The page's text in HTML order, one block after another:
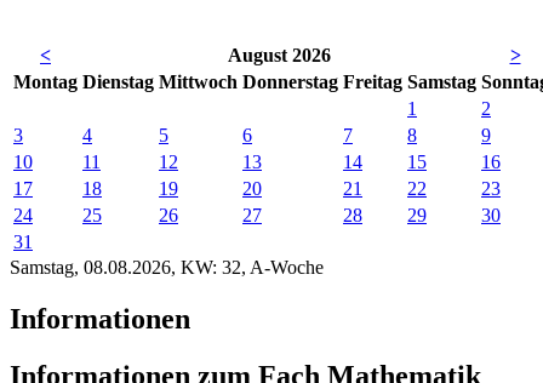
< August 2026
>
Montag Dienstag Mittwoch Donnerstag Freitag Samstag So
1
2
3
4 5 6 7 8
9
10
11 12 13 14 15
16
17
18 19 20 21 22
23
24
25 26 27 28 29
30
31
Samstag, 08.08.2026, KW: 32, A-Woche
Informationen
Informationen zum Fach Mathematik